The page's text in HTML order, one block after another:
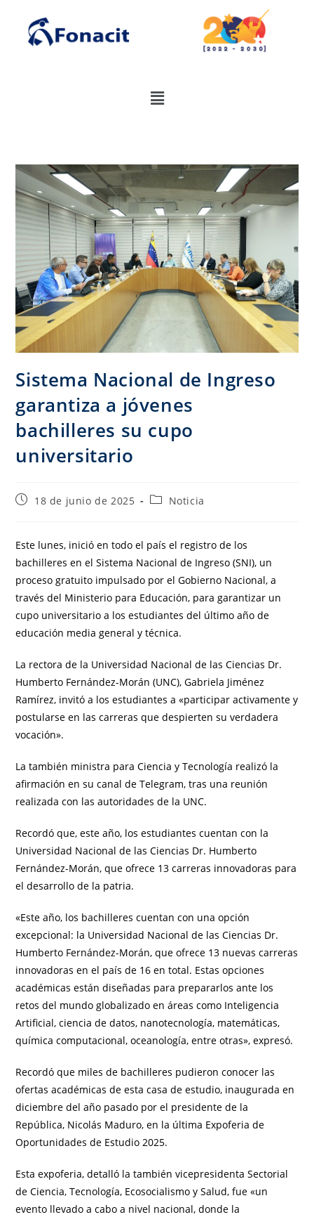
Sistema Nacional de Ingreso
garantiza a jóvenes
bachilleres su cupo
universitario
18 de junio de 2025 Noticia
Este lunes, inició en todo el país el registro de los
bachilleres en el Sistema Nacional de Ingreso (SNI), un
proceso gratuito impulsado por el Gobierno Nacional, a
través del Ministerio para Educación, para garantizar un
cupo universitario a los estudiantes del último año de
educación media general y técnica.
La rectora de la Universidad Nacional de las Ciencias Dr.
Humberto Fernández-Morán (UNC), Gabriela Jiménez
Ramírez, invitó a los estudiantes a «participar activamente y
postularse en las carreras que despierten su verdadera
vocación».
La también ministra para Ciencia y Tecnología realizó la
afirmación en su canal de Telegram, tras una reunión
realizada con las autoridades de la UNC.
Recordó que, este año, los estudiantes cuentan con la
Universidad Nacional de las Ciencias Dr. Humberto
Fernández-Morán, que ofrece 13 carreras innovadoras para
el desarrollo de la patria.
«Este año, los bachilleres cuentan con una opción
excepcional: la Universidad Nacional de las Ciencias Dr.
Humberto Fernández-Morán, que ofrece 13 nuevas carreras
innovadoras en el país de 16 en total. Estas opciones
académicas están diseñadas para prepararlos ante los
retos del mundo globalizado en áreas como Inteligencia
Artificial, ciencia de datos, nanotecnología, matemáticas,
química computacional, oceanología, entre otras», expresó.
Recordó que miles de bachilleres pudieron conocer las
ofertas académicas de esta casa de estudio, inaugurada en
diciembre del año pasado por el presidente de la
República, Nicolás Maduro, en la última Expoferia de
Oportunidades de Estudio 2025.
Esta expoferia, detalló la también vicepresidenta Sectorial
de Ciencia, Tecnología, Ecosocialismo y Salud, fue «un
evento llevado a cabo a nivel nacional, donde la